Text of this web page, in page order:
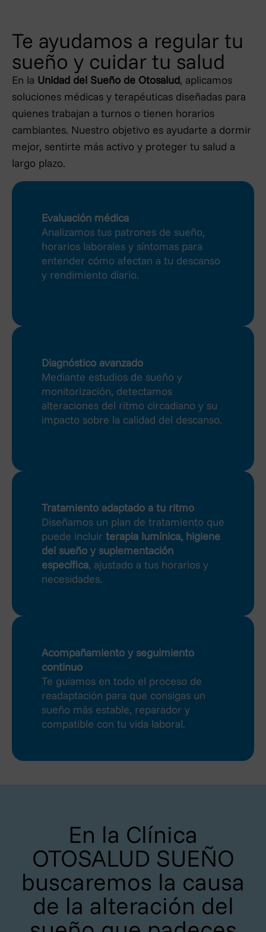
Te ayudamos a regular tu
sueño y cuidar tu salud
En la Unidad del Sueño de Otosalud, aplicamos
soluciones médicas y terapéuticas diseñadas para
quienes trabajan a turnos o tienen horarios
cambiantes. Nuestro objetivo es ayudarte a dormir
mejor, sentirte más activo y proteger tu salud a
largo plazo.
Evaluación médica
Analizamos tus patrones de sueño,
horarios laborales y síntomas para
entender cómo afectan a tu descanso
y rendimiento diario.
Diagnóstico avanzado
Mediante estudios de sueño y
monitorización, detectamos
alteraciones del ritmo circadiano y su
impacto sobre la calidad del descanso.
Tratamiento adaptado a tu ritmo
Diseñamos un plan de tratamiento que
puede incluir terapia lumínica, higiene
del sueño y suplementación
específica, ajustado a tus horarios y
necesidades.
Acompañamiento y seguimiento
continuo
Te guiamos en todo el proceso de
readaptación para que consigas un
sueño más estable, reparador y
compatible con tu vida laboral.
En la Clínica
OTOSALUD SUEÑO
buscaremos la causa
de la alteración del